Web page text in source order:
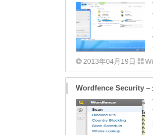
2013年04月19日
Wordfence Security –